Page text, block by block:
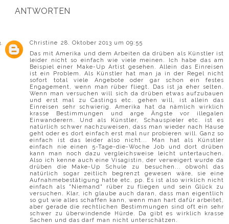
ANTWORTEN
Christine 28. Oktober 2013 um 09:55
Das mit Amerika und dem Arbeiten da drüben als Künstler ist
leider nicht so einfach wie viele meinen. Ich habe das am
Beispiel einer Make-Up Artist gesehen. Allein das Einreisen
ist ein Problem. Als Künstler hat man ja in der Regel nicht
sofort total viele Angebote oder gar schon ein festes
Engagement, wenn man rüber fliegt. Das ist ja eher selten.
Wenn man versuchen will sich da drüben etwas aufzubauen
und erst mal zu Castings etc. gehen will, ist allein das
Einreisen sehr schwierig. Amerika hat da nämlich wirklich
krasse Bestimmungen und arge Ängste vor illegalen
Einwanderern. Und als Künstler, Schauspieler etc. ist es
natürlich schwer nachzuweisen, dass man wieder nach Hause
geht oder es dort einfach erst mal nur probieren will. Ganz so
einfach ist das leider also nicht... Man hat als Künstler
einfach nie einen 5-Tage-die-Woche Job und dort drüben
kann man noch dazu vergleichsweise leicht untertauchen.
Also ich kenne auch eine Visagistin, der verweigert wurde da
drüben die Make-Up Schule zu besuchen... obwohl das
natürlich sogar zeitlich begrenzt gewesen wäre, sie eine
Aufnahmebestätigung hatte etc. pp. Es ist also wirklich nicht
einfach als "Niemand" rüber zu fliegen und sein Glück zu
versuchen. Klar, ich glaube auch daran, dass man eigentlich
so gut wie alles schaffen kann, wenn man hart dafür arbeitet,
aber gerade die rechtlichen Bestimmungen sind oft ein sehr
schwer zu überwindende Hürde. Da gibt es wirklich krasse
Sachen und das darf man nicht unterschätzen.